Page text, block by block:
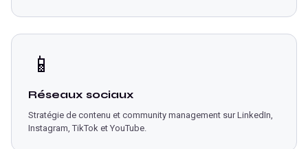
📱
Réseaux sociaux
Stratégie de contenu et community management sur LinkedIn,
Instagram, TikTok et YouTube.